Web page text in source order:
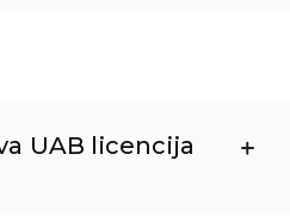
UAB licencija